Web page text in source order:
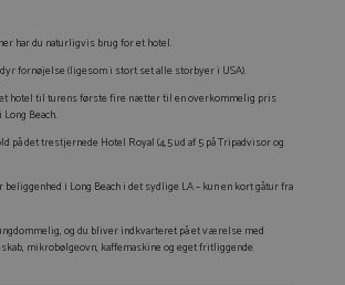
har du naturligvis brug for et hotel.
fornøjelse (ligesom i stort set alle storbyer i USA).
hotel til turens første fire nætter til en overkommelig pris
Beach.
på det trestjernede Hotel Royal (4,5 ud af 5 på Tripadvisor og
i Long Beach i det sydlige LA – kun en kort gåtur fra
og du bliver indkvarteret på et værelse med
mikrobølgeovn, kaffemaskine og eget fritliggende